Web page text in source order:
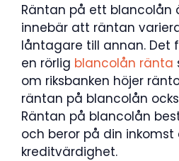
Räntan på ett blancolån
innebär att räntan
låntagare till annan. Det
en rörlig blancolån ränta
om riksbanken höjer
räntan på blancolån
Räntan på blancolån
och beror på din inkomst
kreditvärdighet.